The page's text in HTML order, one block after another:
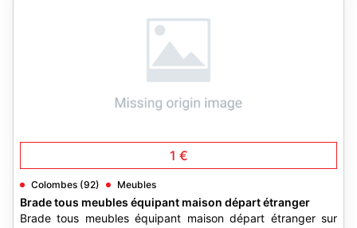
1 €
Colombes (92) Meubles
Brade tous meubles équipant maison départ étranger
Brade tous meubles équipant maison départ étranger sur